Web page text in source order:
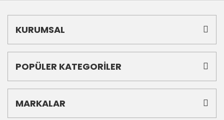
KURUMSAL
POPÜLER KATEGORİLER
MARKALAR